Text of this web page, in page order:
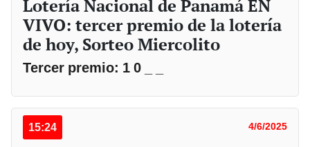
Lotería Nacional de Panamá EN
VIVO: tercer premio de la lotería
de hoy, Sorteo Miercolito
Tercer premio: 1 0 _ _
15:24 4/6/2025